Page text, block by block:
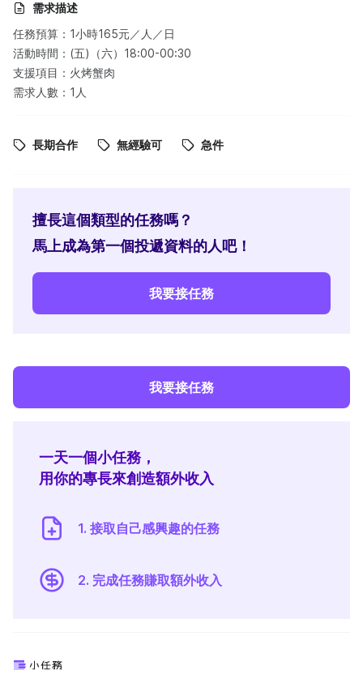
需求描述
任務預算：1小時165元／人／日
活動時間：(五)（六）18:00-00:30
支援項目：火烤蟹肉
需求人數：1人
長期合作 無經驗可 急件
擅長這個類型的任務嗎？
馬上成為第一個投遞資料的人吧！
我要接任務
我要接任務
一天一個小任務，
用你的專長來創造額外收入
1. 接取自己感興趣的任務
2. 完成任務賺取額外收入